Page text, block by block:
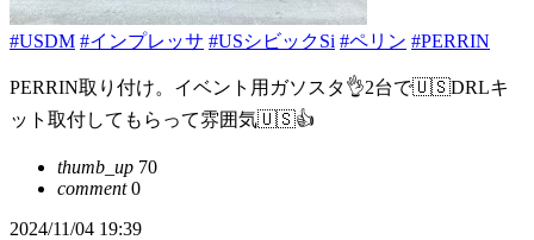
#USDM #インプレッサ #USシビックSi #ペリン #PERRIN
PERRIN取り付け。イベント用ガソスタ👌2台で🇺🇸DRLキ
ット取付してもらって雰囲気🇺🇸👍
thumb_up 70
comment0
2024/11/04 19:39